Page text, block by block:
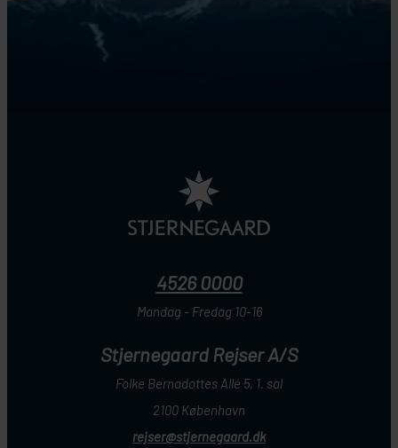
4526 0000
Mandag - Fredag 10-16
Stjernegaard Rejser A/S
Folke Bernadottes Allé 5, 1. sal
2100 København
rejser@stjernegaard.dk